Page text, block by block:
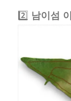
2️⃣ 남이섬